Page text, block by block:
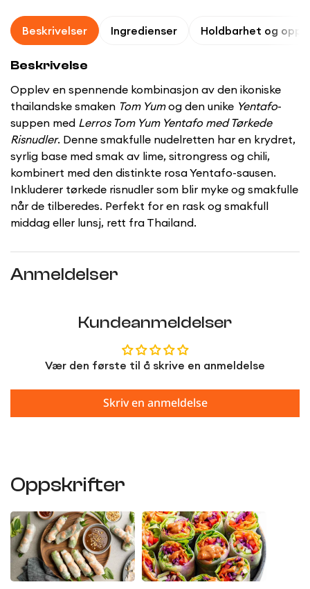
Beskrivelser Ingredienser Holdbarhet og
Beskrivelse
Opplev en spennende kombinasjon av den ikoniske
thailandske smaken Tom Yumog den unike Yentafo-
suppen med Lerros Tom Yum Yentafo med Tørkede
Risnudler. Denne smakfulle nudelretten har en krydret,
syrlig base med smak av lime, sitrongress og chili,
kombinert med den distinkte rosa Yentafo-sausen.
Inkluderer tørkede risnudler som blir myke og smakfulle
når de tilberedes. Perfekt for en rask og smakfull
middag eller lunsj, rett fra Thailand.
Anmeldelser
Kundeanmeldelser
Vær den første til å skrive en anmeldelse
Skriv en anmeldelse
Oppskrifter
Confirm your age
Are you 18 years old or older?